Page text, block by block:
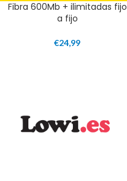
Fibra 600Mb + ilimitadas fijo
a fijo
€24,99